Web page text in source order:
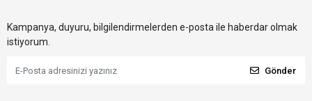
Kampanya, duyuru, bilgilendirmelerden e-posta ile haberdar olmak
istiyorum.
Gönder